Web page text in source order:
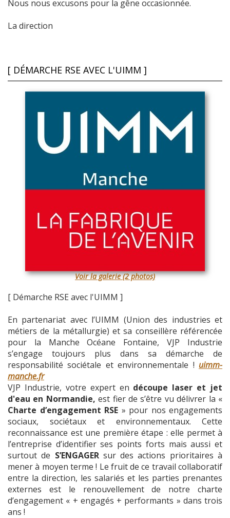
Nous nous excusons pour la gêne occasionnée.
La direction
[ DÉMARCHE RSE AVEC L'UIMM ]
Voir la galerie (2 photos)
[ Démarche RSE avec l'UIMM ]
En partenariat avec l’UIMM (Union des industries et
métiers de la métallurgie) et sa conseillère référencée
pour la Manche Océane Fontaine, VJP Industrie
s’engage toujours plus dans sa démarche de
responsabilité sociétale et environnementale ! uimm-
manche.fr
VJP Industrie, votre expert en découpe laser et jet
d'eau en Normandie, est fier de s’être vu délivrer la «
Charte d’engagement RSE » pour nos engagements
sociaux, sociétaux et environnementaux. Cette
reconnaissance est une première étape : elle permet à
l’entreprise d’identifier ses points forts mais aussi et
surtout de S’ENGAGERsur des actions prioritaires à
mener à moyen terme ! Le fruit de ce travail collaboratif
entre la direction, les salariés et les parties prenantes
externes est le renouvellement de notre charte
d’engagement « + engagés + performants » dans trois
ans !